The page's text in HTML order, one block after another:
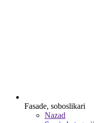
Fasade, soboslikari
Nazad